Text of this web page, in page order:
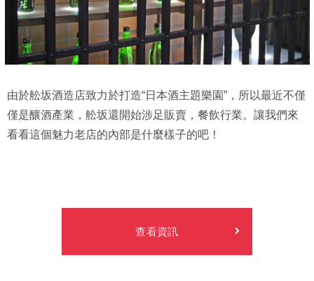
由於舩坂酒造店致力於打造“日本酒主題樂園”，所以最近不僅
僅是釀酒產業，舩坂還開始涉足販賣，餐飲行業。讓我們來
看看這個魅力老店的內部是什麼樣子的吧！
查看資訊